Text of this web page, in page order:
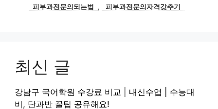
피부과전문의되는법
, 피부과전문의자격갖추기
최신 글
강남구 국어학원 수강료 비교 | 내신수업 | 수능대
비, 단과반 꿀팁 공유해요!